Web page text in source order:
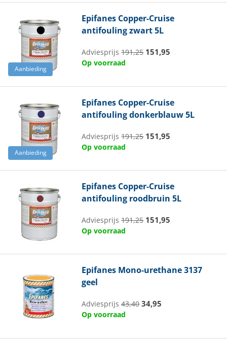
Aanbieding
Epifanes Copper-Cruise
antifouling zwart 5L
Adviesprijs191,25 151,95
Op voorraad
Aanbieding
Epifanes Copper-Cruise
antifouling donkerblauw 5L
Adviesprijs191,25 151,95
Op voorraad
Epifanes Copper-Cruise
antifouling roodbruin 5L
Adviesprijs191,25 151,95
Op voorraad
Epifanes Mono-urethane 3137
geel
Adviesprijs43,40 34,95
Op voorraad